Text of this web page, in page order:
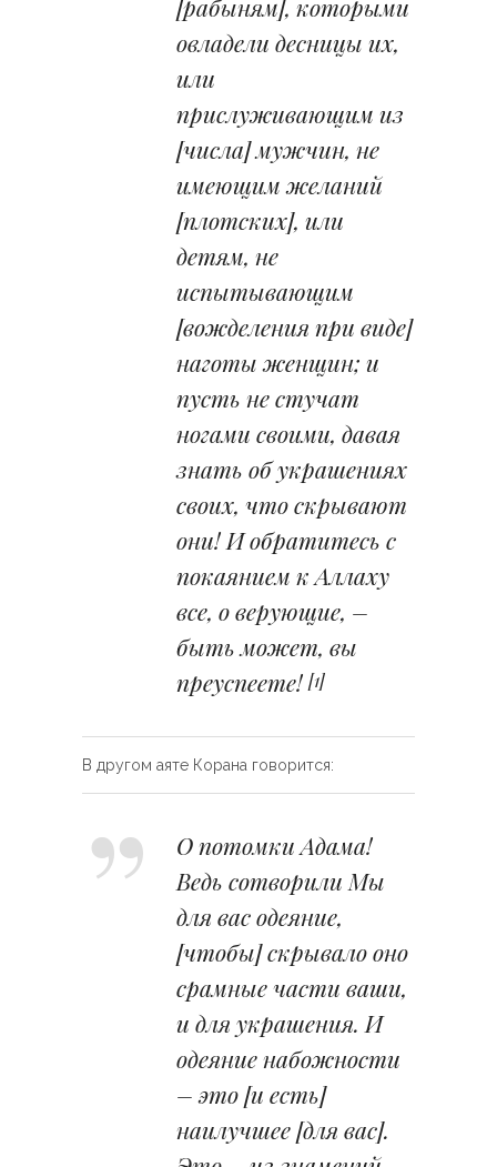
[рабыням], которыми
овладели десницы их,
или
прислуживающим из
[числа] мужчин, не
имеющим желаний
[плотских], или
детям, не
испытывающим
[вожделения при виде]
наготы женщин; и
пусть не стучат
ногами своими, давая
знать об украшениях
своих, что скрывают
они! И обратитесь с
покаянием к Аллаху
все, о верующие, –
быть может, вы
преуспеете![1]
В другом аяте Корана говорится:
О потомки Адама!
Ведь сотворили Мы
для вас одеяние,
[чтобы] скрывало оно
срамные части ваши,
и для украшения. И
одеяние набожности
– это [и есть]
наилучшее [для вас].